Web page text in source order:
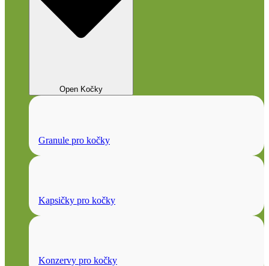
Open Kočky
Granule pro kočky
Kapsičky pro kočky
Konzervy pro kočky